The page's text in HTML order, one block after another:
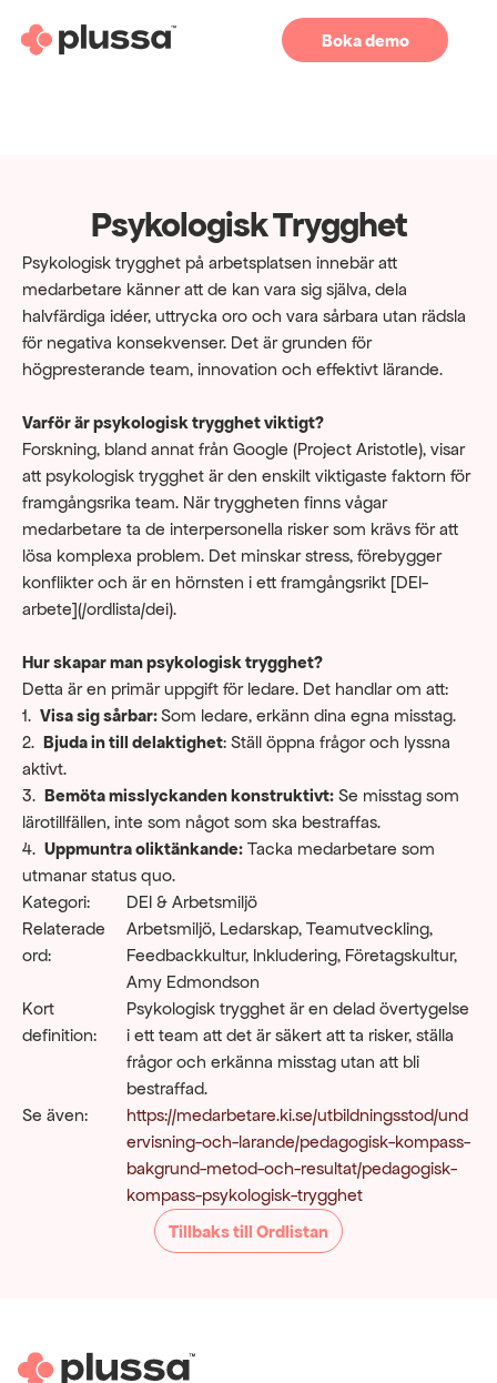
Boka demo
Psykologisk Trygghet
Psykologisk trygghet på arbetsplatsen innebär att
medarbetare känner att de kan vara sig själva, dela
halvfärdiga idéer, uttrycka oro och vara sårbara utan rädsla
för negativa konsekvenser. Det är grunden för
högpresterande team, innovation och effektivt lärande.
Varför är psykologisk trygghet viktigt?
Forskning, bland annat från Google (Project Aristotle), visar
att psykologisk trygghet är den enskilt viktigaste faktorn för
framgångsrika team. När tryggheten finns vågar
medarbetare ta de interpersonella risker som krävs för att
lösa komplexa problem. Det minskar stress, förebygger
konflikter och är en hörnsten i ett framgångsrikt [DEI-
arbete](/ordlista/dei).
Hur skapar man psykologisk trygghet?
Detta är en primär uppgift för ledare. Det handlar om att:
1. Visa sig sårbar: Som ledare, erkänn dina egna misstag.
2. Bjuda in till delaktighet: Ställ öppna frågor och lyssna
aktivt.
3. Bemöta misslyckanden konstruktivt: Se misstag som
lärotillfällen, inte som något som ska bestraffas.
4. Uppmuntra oliktänkande: Tacka medarbetare som
utmanar status quo.
Kategori:
DEI & Arbetsmiljö
Relaterade
ord:
Arbetsmiljö, Ledarskap, Teamutveckling,
Feedbackkultur, Inkludering, Företagskultur,
Amy Edmondson
Kort
definition:
Psykologisk trygghet är en delad övertygelse
i ett team att det är säkert att ta risker, ställa
frågor och erkänna misstag utan att bli
bestraffad.
Se även:
https://medarbetare.ki.se/utbildningsstod/und
ervisning-och-larande/pedagogisk-kompass-
bakgrund-metod-och-resultat/pedagogisk-
kompass-psykologisk-trygghet
Tillbaks till Ordlistan